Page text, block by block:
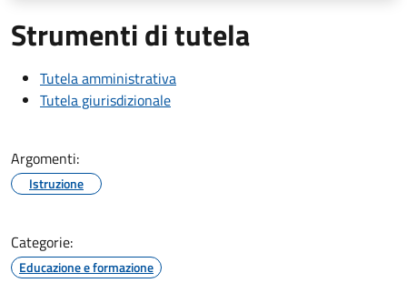
Strumenti di tutela
Tutela amministrativa
Tutela giurisdizionale
Argomenti:
Istruzione
Categorie:
Educazione e formazione